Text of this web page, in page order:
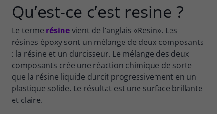
Qu’est-ce c’est resine ?
Le terme résinevient de l’anglais «Resin». Les
résines époxy sont un mélange de deux composants
; la résine et un durcisseur. Le mélange des deux
composants crée une réaction chimique de sorte
que la résine liquide durcit progressivement en un
plastique solide. Le résultat est une surface brillante
et claire.